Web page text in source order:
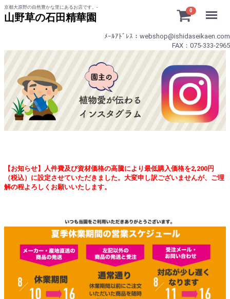
京都大原野の自然豊かな里にあるお店です。-
山野草の石田精華園
0
ﾒｰﾙｱﾄﾞﾚｽ：webshop@ishidaseikaen.com
FAX：075-333-2965
【お知らせ】人件費及び資材価格の高騰により最低購入価格を2,200円
（税込）に設定させていただきました。大変申し訳ございませんが、ご理
解の程よろしくお願いいたします。